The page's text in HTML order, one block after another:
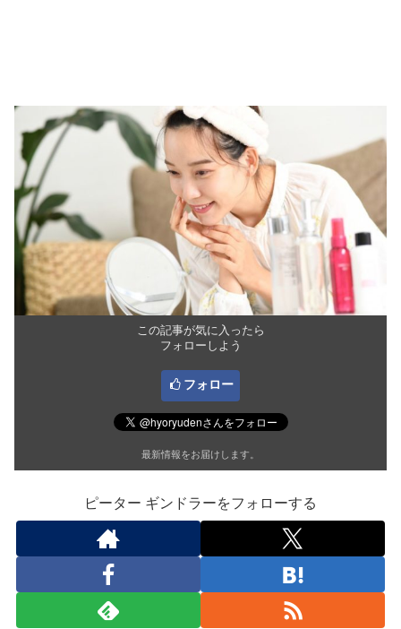
この記事が気に入ったら
フォローしよう
フォロー
最新情報をお届けします。
ピーター ギンドラーをフォローする